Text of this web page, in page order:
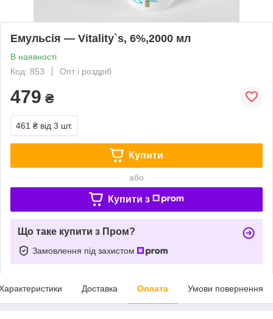
Емульсія — Vitality`s, 6%,2000 мл
В наявності
Код: 853
Опт і роздріб
479 ₴
461 ₴ від 3 шт.
Купити
або
Купити з
Що таке купити з Пром?
Замовлення під захистом
Доставка Оплата Умови повернення